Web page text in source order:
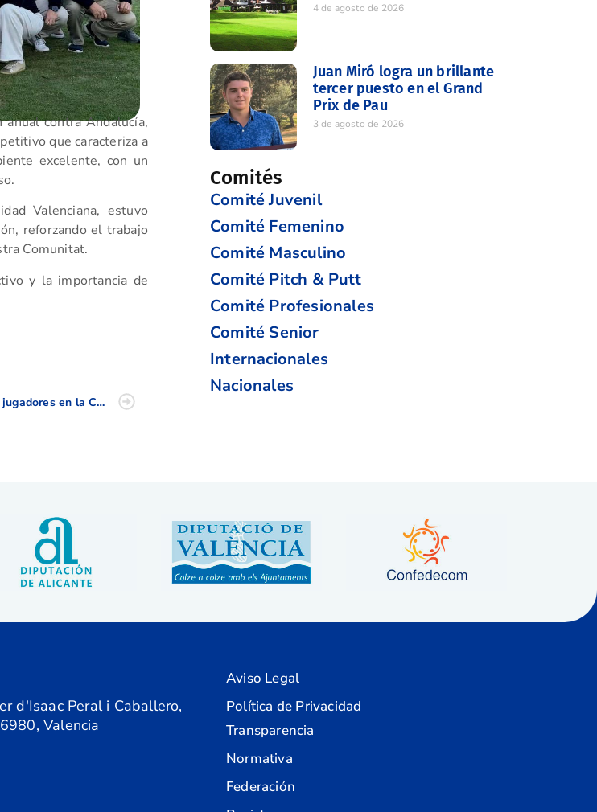
contra Andalucía,
que caracteriza a
excelente, con un
Valenciana, estuvo
reforzando el trabajo
Comunitat.
y la importancia de
Resultados de nuestros jugadores en la Copa Baleares
4 de agosto de 2026
Juan Miró logra un brillante
tercer puesto en el Grand
Prix de Pau
3 de agosto de 2026
Comités
Comité Juvenil
Comité Femenino
Comité Masculino
Comité Pitch & Putt
Comité Profesionales
Comité Senior
Internacionales
Nacionales
d'Isaac Peral i Caballero,
Valencia
Aviso Legal
Política de Privacidad
Transparencia
Normativa
Federación